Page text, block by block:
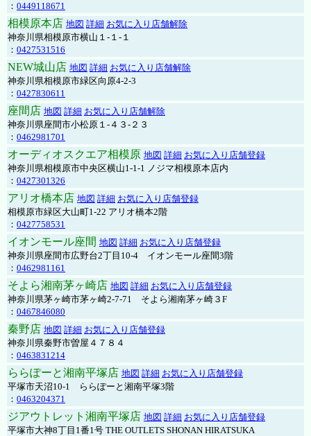
： 0449118671
相模原本店 地図 詳細 お気に入り店舗解除
神奈川県相模原市横山１-１-１
： 0427531516
NEW城山店 地図 詳細 お気に入り店舗解除
神奈川県相模原市緑区向原4-2-3
： 0427830611
座間店 地図 詳細 お気に入り店舗解除
神奈川県座間市小松原１-４３-２３
： 0462981701
オーディオスクエア相模原 地図 詳細 お気に入り店舗登録
神奈川県相模原市中央区横山1-1-1 ノジマ相模原本店内
： 0427301326
アリオ橋本店 地図 詳細 お気に入り店舗登録
相模原市緑区大山町1-22 アリオ橋本2階
： 0427758531
イオンモール座間 地図 詳細 お気に入り店舗登録
神奈川県座間市広野台2丁目10-4 イオンモール座間3階
： 0462981161
そよら湘南茅ヶ崎店 地図 詳細 お気に入り店舗登録
神奈川県茅ヶ崎市茅ヶ崎2‐7‐71 そよら湘南茅ヶ崎３F
： 0467846080
秦野店 地図 詳細 お気に入り店舗登録
神奈川県秦野市曽屋４７８４
： 0463831214
ららぽーと湘南平塚店 地図 詳細 お気に入り店舗登録
平塚市天沼10-1 ららぽーと湘南平塚3階
： 0463204371
ジアウトレット湘南平塚店 地図 詳細 お気に入り店舗登録
平塚市大神8丁目1番1号 THE OUTLETS SHONAN HIRATSUKA